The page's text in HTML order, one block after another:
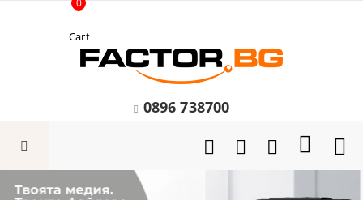
Cart
0
0896 738700